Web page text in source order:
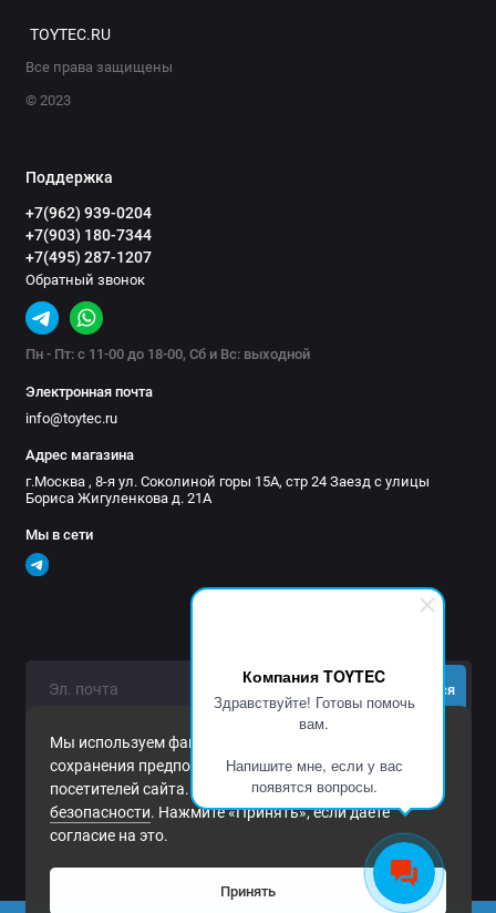
Компания TOYTEC
Здравствуйте! Готовы помочь
вам.
Напишите мне, если у вас
появятся вопросы.
Мы используем файлы cookie и другие средства
сохранения предпочтений и анализа действий
посетителей сайта. Подробнее вПолитика
безопасности. Нажмите «Принять», если даете
согласие на это.
Принять
TOYTEC.RU
Все права защищены
© 2023
Поддержка
+7(962) 939-0204
+7(903) 180-7344
+7(495) 287-1207
Обратный звонок
Пн - Пт: с 11-00 до 18-00, Сб и Вс: выходной
Электронная почта
info@toytec.ru
Адрес магазина
г.Москва , 8-я ул. Соколиной горы 15А, стр 24 Заезд с улицы
Бориса Жигуленкова д. 21А
Мы в сети
Подписаться
Нажимая на кнопку «Подписаться», Вы даете
обработку персональных данных.